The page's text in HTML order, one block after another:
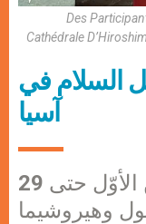
Des
Cathédrale
السلام في
آسيا
عُقد المنتدى من 25 تشرين الأوّل حتى 29
وهيروشيما